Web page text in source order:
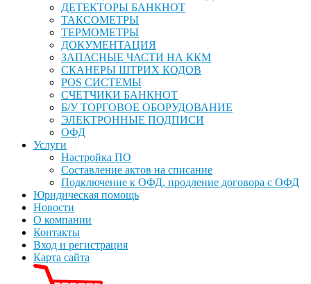
ДЕТЕКТОРЫ БАНКНОТ
ТАКСОМЕТРЫ
ТЕРМОМЕТРЫ
ДОКУМЕНТАЦИЯ
ЗАПАСНЫЕ ЧАСТИ НА ККМ
СКАНЕРЫ ШТРИХ КОДОВ
POS СИСТЕМЫ
СЧЕТЧИКИ БАНКНОТ
Б/У ТОРГОВОЕ ОБОРУДОВАНИЕ
ЭЛЕКТРОННЫЕ ПОДПИСИ
ОФД
Услуги
Настройка ПО
Составление актов на списание
Подключение к ОФД, продление договора с ОФД
Юридическая помощь
Новости
О компании
Контакты
Вход и регистрация
Карта сайта